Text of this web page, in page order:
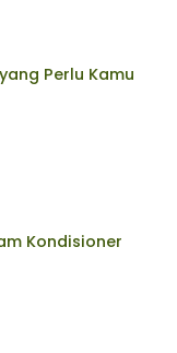
Perlu Kamu
Kondisioner